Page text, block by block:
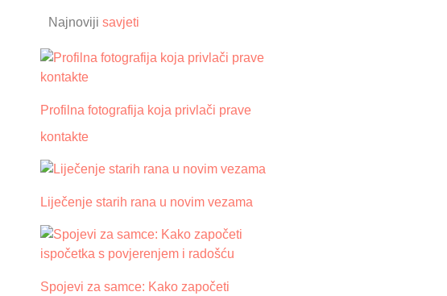
Najnoviji savjeti
Profilna fotografija koja privlači prave
kontakte
Liječenje starih rana u novim vezama
Spojevi za samce: Kako započeti